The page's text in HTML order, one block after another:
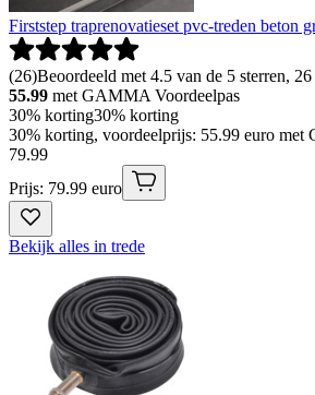
Firststep traprenovatieset pvc-treden beton
(26)Beoordeeld met 4.5 van de 5 sterren,
55.99 met GAMMA Voordeelpas
30% korting30% korting
30% korting, voordeelprijs: 55.99 euro met
79.99
Prijs: 79.99 euro
Bekijk alles in trede